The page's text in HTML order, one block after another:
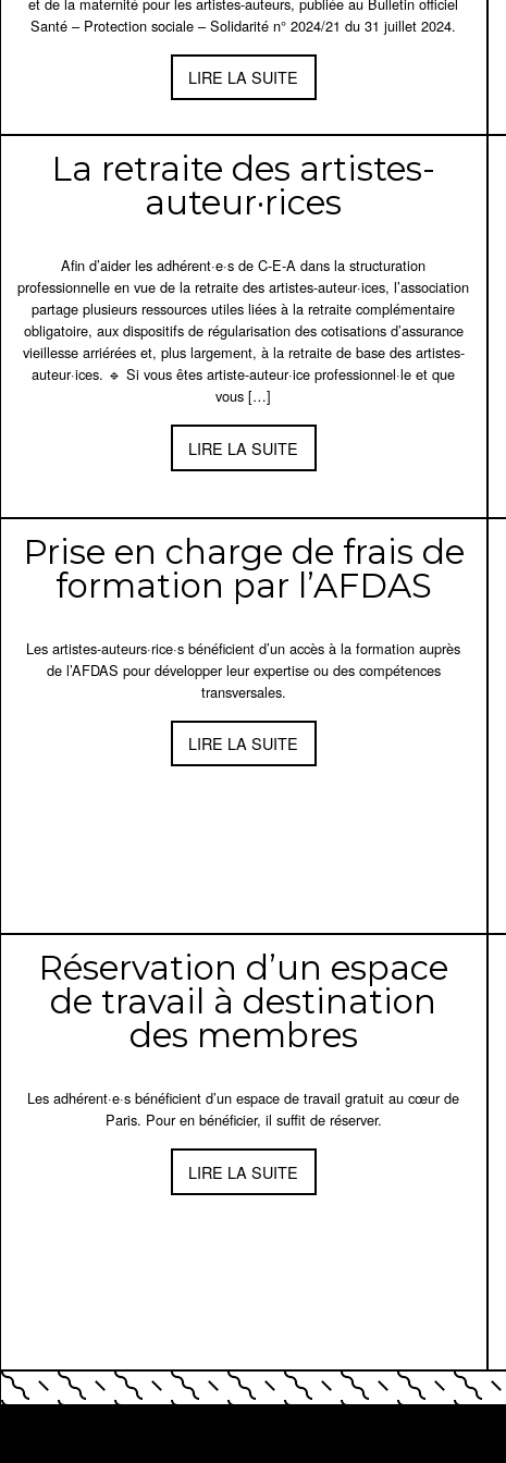
Santé – Protection sociale – Solidarité n° 2024/21 du 31 juillet 2024.
LIRE LA SUITE
La retraite des artistes-
auteur·rices
Afin d’aider les adhérent·e·s de C-E-A dans la structuration
professionnelle en vue de la retraite des artistes-auteur·ices, l’association
partage plusieurs ressources utiles liées à la retraite complémentaire
obligatoire, aux dispositifs de régularisation des cotisations d’assurance
vieillesse arriérées et, plus largement, à la retraite de base des artistes-
auteur·ices. 🔹 Si vous êtes artiste-auteur·ice professionnel·le et que
vous […]
LIRE LA SUITE
Prise en charge de frais de
formation par l’AFDAS
Les artistes-auteurs·rice·s bénéficient d’un accès à la formation auprès
de l’AFDAS pour développer leur expertise ou des compétences
transversales.
LIRE LA SUITE
Réservation d’un espace
de travail à destination
des membres
Les adhérent·e·s bénéficient d’un espace de travail gratuit au cœur de
Paris. Pour en bénéficier, il suffit de réserver.
LIRE LA SUITE